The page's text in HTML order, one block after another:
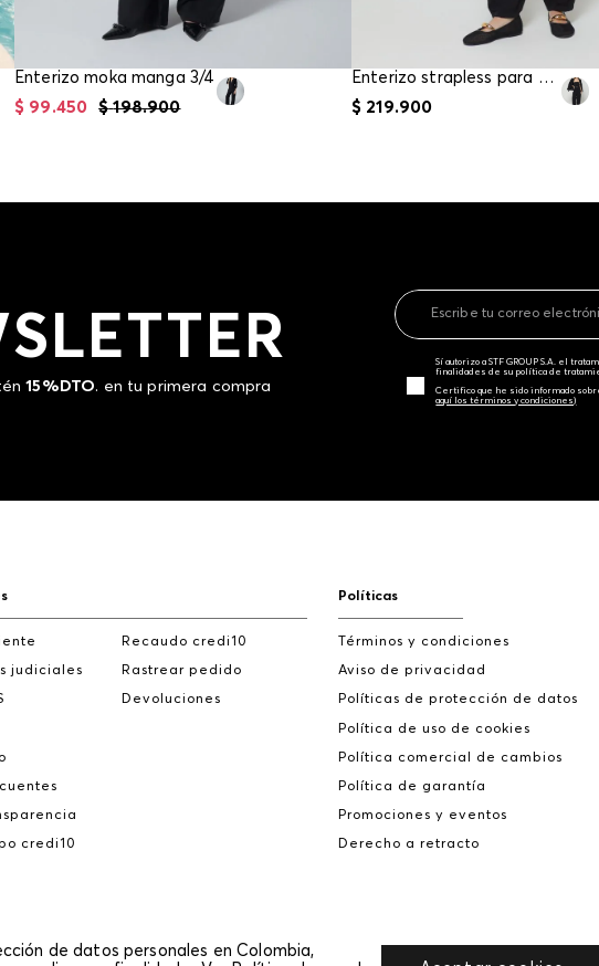
Enterizo moka manga 3/4
$ 198.900
$ 99.450
Enterizo strapless para mujer
$ 219.900
15%DTO. en tu primera compra
Sí autorizo a STF GROUP S.A. el
finalidades de su política de
Certifico que he sido informado
aquí los términos y condiciones)
judiciales
credi10
Recaudo credi10
Rastrear pedido
Devoluciones
Políticas
Términos y condiciones
Aviso de privacidad
Políticas de protección de datos
Política de uso de cookies
Política comercial de cambios
Política de garantía
Promociones y eventos
Derecho a retracto
de datos personales en Colombia,